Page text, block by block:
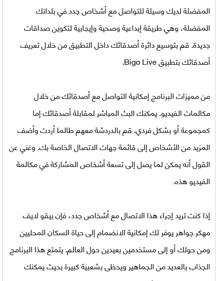
المفضلة لديك وسيلة للتواصل مع أشخاص جدد في بلدانك
المفضلة، وهي طريقة إبداعية وصحية وإيجابية لتكوين صداقات
جديدة. قم بتوسيع دائرة أصدقائك داخل التطبيق من خلال تعريف
أصدقائك بتطبيق Bigo Live.
من مميزات البرنامج إمكانية التواصل مع أصدقائك من خلال
مكالمات الفيديو. يمكنك البث المباشر لمقابلة أصدقائك إما
كمجموعة أو بشكل فردي. قم بالدردشة معهم طالما أردت وأضف
المزيد من الأشخاص إلى قائمة جهات الاتصال الخاصة بك. وغني عن
القول أنه يمكن لما يصل إلى تسعة أشخاص المشاركة في مكالمة
الفيديو هذه.
إذا كنت تريد إجراء هذا الاتصال مع أشخاص جدد، فإن بيقو لايف
مهكر جواهر يوفر لك إمكانية الانضمام إلى حياة السكان المحليين
ومن حولك أو إلى مستخدمين بعيدين حول العالم. يتمتع هذا البرنامج
الجذاب بالعديد من الجماهير ويحظى بشعبية كبيرة بحيث يمكنك